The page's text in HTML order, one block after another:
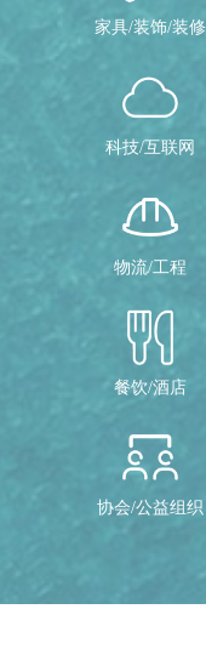
家具/装饰/装修
科技/互联网
物流/工程
餐饮/酒店
协会/公益组织